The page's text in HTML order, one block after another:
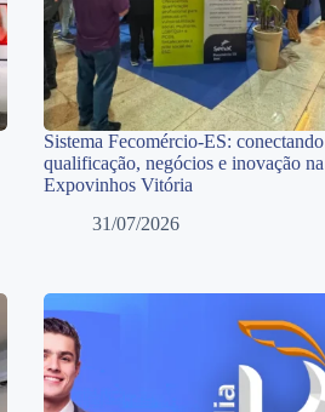
Sistema Fecomércio-ES: conectando
qualificação, negócios e inovação na
Expovinhos Vitória
31/07/2026